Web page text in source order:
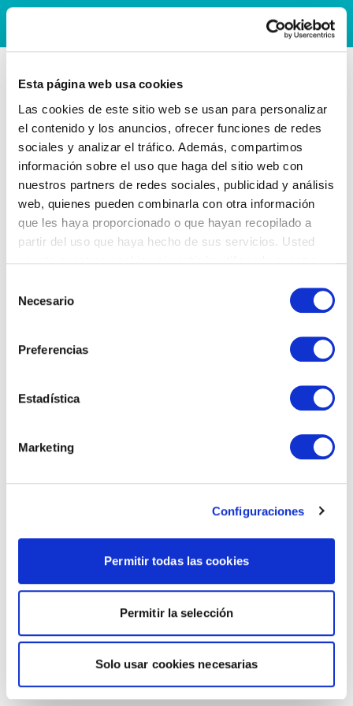
Esta página web usa cookies
Las cookies de este sitio web se usan para personalizar
el contenido y los anuncios, ofrecer funciones de redes
sociales y analizar el tráfico. Además, compartimos
información sobre el uso que haga del sitio web con
nuestros partners de redes sociales, publicidad y análisis
web, quienes pueden combinarla con otra información
que les haya proporcionado o que hayan recopilado a
partir del uso que haya hecho de sus servicios. Usted
Necesario
Preferencias
Estadística
Marketing
Configuraciones
Permitir todas las cookies
Permitir la selección
Solo usar cookies necesarias